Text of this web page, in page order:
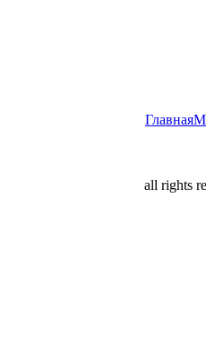
Главная
all rights